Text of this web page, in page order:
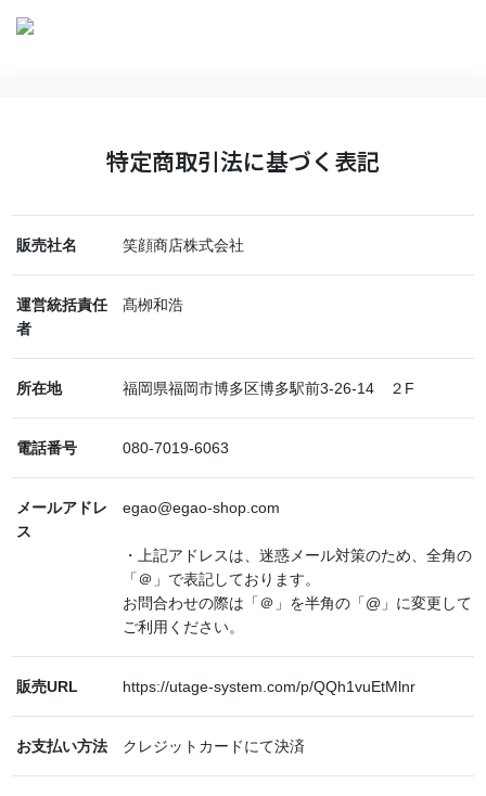
特定商取引法に基づく表記
販売社名 笑顔商店株式会社
運営統括責任
者
髙栁和浩
所在地 福岡県福岡市博多区博多駅前3-26-14 ２F
電話番号 080-7019-6063
メールアドレ
ス
egao@egao-shop.com
・上記アドレスは、迷惑メール対策のため、全角の
「＠」で表記しております。
お問合わせの際は「＠」を半角の「@」に変更して
ご利用ください。
販売URL https://utage-system.com/p/QQh1vuEtMlnr
お支払い方法 クレジットカードにて決済